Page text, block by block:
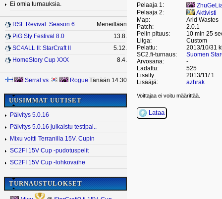
Ei omia turnauksia.
RSL Revival: Season 6
Meneillään
PiG Sty Festival 8.0
13.8.
SC4ALL II: StarCraft II
5.12.
HomeStory Cup XXX
8.4.
Serral vs Rogue Tänään 14:30
UUSIMMAT UUTISET
Päivitys 5.0.16
Päivitys 5.0.16 julkaistu testipal..
Mixu voitti Terranilla 15V. Cupin
SC2FI 15V Cup -pudotuspelit
SC2FI 15V Cup -lohkovaihe
TURNAUSTULOKSET
Pelaaja 1:
Pelaaja 2:
Aktivisti
Map:
Arid Wastes
Patch:
2.0.1
Pelin pituus:
10 min 25
Liiga:
Custom
Pelattu:
2013/10/31
SC2.fi-turnaus:
Suomen
Arvosana:
-
Ladattu:
525
Lisätty:
2013/11/ 1
Lisääjä:
azhrak
Voittajaa ei voitu määrittää.
Lataa